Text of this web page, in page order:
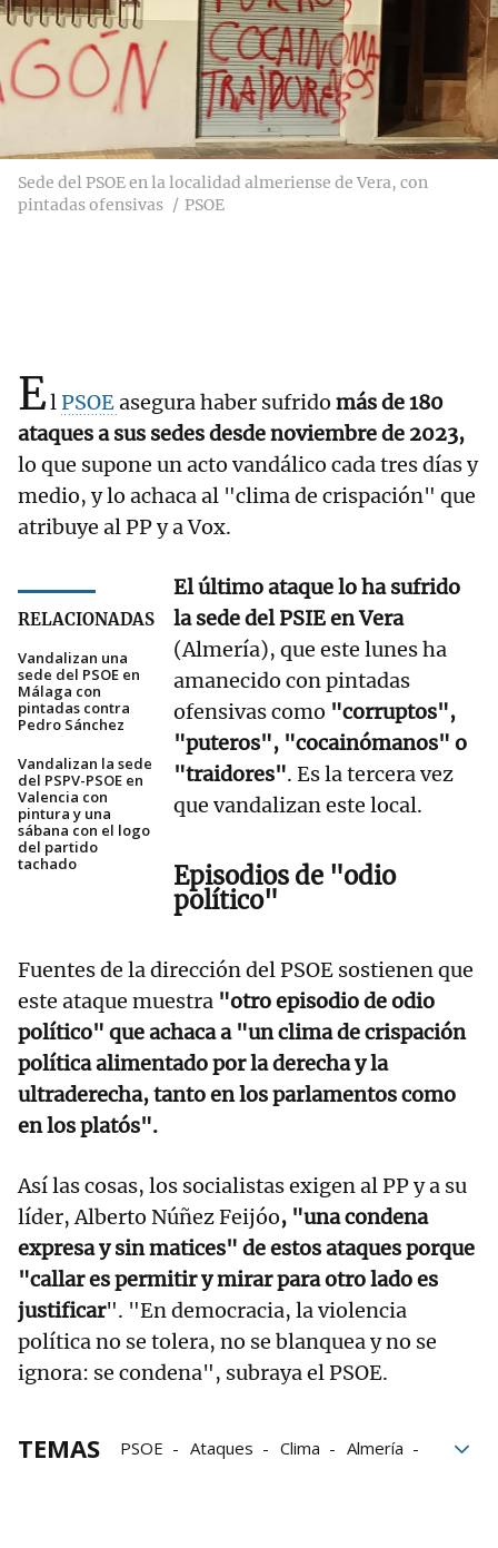
Sede del PSOE en la localidad almeriense de Vera, con
pintadas ofensivas
PSOE
ElPSOEasegura haber sufrido más de 180
ataques a sus sedes desde noviembre de 2023,
lo que supone un acto vandálico cada tres días y
medio, y lo achaca al "clima de crispación" que
atribuye al PP y a Vox.
RELACIONADAS
Vandalizan una
sede del PSOE en
Málaga con
pintadas contra
Pedro Sánchez
Vandalizan la sede
del PSPV-PSOE en
Valencia con
pintura y una
sábana con el logo
del partido
tachado
El último ataque lo ha sufrido
la sede del PSIE en Vera
(Almería), que este lunes ha
amanecido con pintadas
ofensivas como "corruptos",
"puteros", "cocainómanos" o
"traidores". Es la tercera vez
que vandalizan este local.
Episodios de "odio
político"
Fuentes de la dirección del PSOE sostienen que
este ataque muestra "otro episodio de odio
político" que achaca a "un clima de crispación
política alimentado por la derecha y la
ultraderecha, tanto en los parlamentos como
en los platós".
Así las cosas, los socialistas exigen al PP y a su
líder, Alberto Núñez Feijóo, "una condena
expresa y sin matices" de estos ataques porque
"callar es permitir y mirar para otro lado es
justificar". "En democracia, la violencia
política no se tolera, no se blanquea y no se
ignora: se condena", subraya el PSOE.
TEMAS PSOE Ataques Clima
Almería